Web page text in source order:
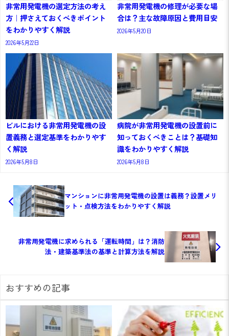
非常用発電機の選定方法の考え
方｜押さえておくべきポイント
をわかりやすく解説
2026年5月22日
非常用発電機の修理が必要な場
合は？主な故障原因と費用目安
2026年5月20日
ビルにおける非常用発電機の設
置義務と選定基準をわかりやす
く解説
2026年5月8日
病院が非常用発電機の設置前に
知っておくべきことは？基礎知
識をわかりやすく解説
2026年5月8日
マンションに非常用発電機の設置は義務？設置メリ
ット・点検方法をわかりやすく解説
非常用発電機に求められる「運転時間」は？消防
法・建築基準法の基準と計算方法を解説
おすすめの記事